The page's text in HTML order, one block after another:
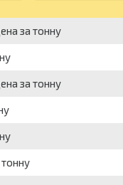
за тонну
за тонну